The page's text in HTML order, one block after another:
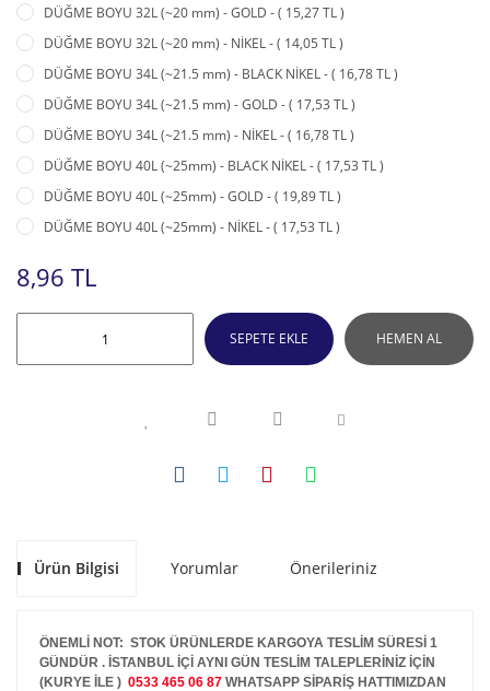
DÜĞME BOYU 32L (~20 mm) - GOLD - ( 15,27 TL )
DÜĞME BOYU 32L (~20 mm) - NİKEL - ( 14,05 TL )
DÜĞME BOYU 34L (~21.5 mm) - BLACK NİKEL - ( 16,78 TL )
DÜĞME BOYU 34L (~21.5 mm) - GOLD - ( 17,53 TL )
DÜĞME BOYU 34L (~21.5 mm) - NİKEL - ( 16,78 TL )
DÜĞME BOYU 40L (~25mm) - BLACK NİKEL - ( 17,53 TL )
DÜĞME BOYU 40L (~25mm) - GOLD - ( 19,89 TL )
DÜĞME BOYU 40L (~25mm) - NİKEL - ( 17,53 TL )
8,96 TL
SEPETE EKLE HEMEN AL
Ürün Bilgisi Yorumlar Önerileriniz
ÖNEMLİ NOT: STOK ÜRÜNLERDE KARGOYA TESLİM SÜRESİ 1
GÜNDÜR . İSTANBUL İÇİ AYNI GÜN TESLİM TALEPLERİNİZ İÇİN
(KURYE İLE ) 0533 465 06 87 WHATSAPP SİPARİŞ HATTIMIZDAN